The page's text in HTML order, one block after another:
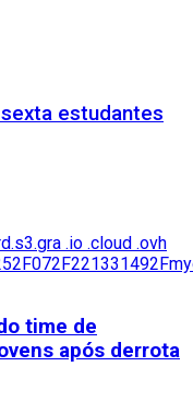
estudantes
time de
após derrota